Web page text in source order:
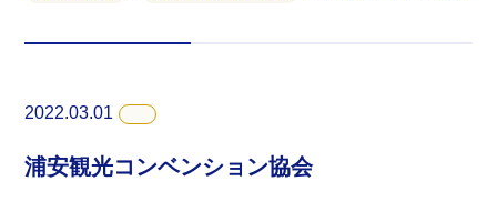
2022.03.01
浦安観光コンベンション協会